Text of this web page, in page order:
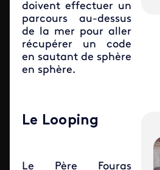
doivent effectuer un
parcours au-dessus
de la mer pour aller
récupérer un code
en sautant de sphère
en sphère.
Le Looping
Le Père Fouras